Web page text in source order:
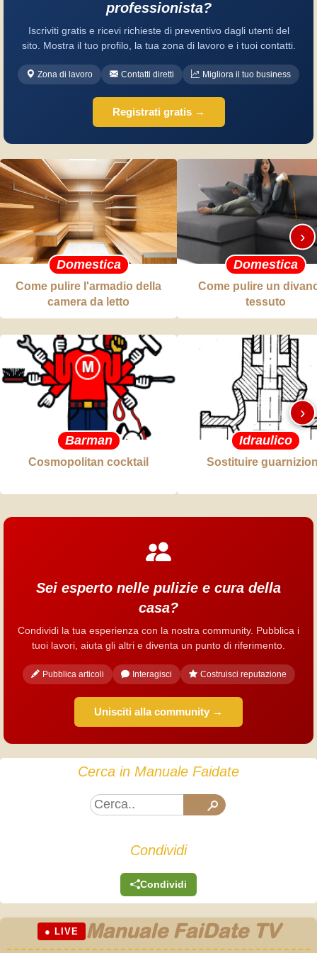
professionista?
Iscriviti gratis e ricevi richieste di preventivo dagli utenti del
sito. Mostra il tuo profilo, la tua zona di lavoro e i tuoi contatti.
Zona di lavoro Contatti diretti Migliora il tuo business
Registrati gratis →
Domestica
Come pulire l'armadio della
camera da letto
Domestica
Come pulire un
tessuto
›
Barman
Cosmopolitan cocktail
Idraulico
Sostituire
›
Sei esperto nelle pulizie e cura della
casa?
Condividi la tua esperienza con la nostra community. Pubblica i
tuoi lavori, aiuta gli altri e diventa un punto di riferimento.
Pubblica articoli Interagisci Costruisci reputazione
Unisciti alla community →
Cerca in Manuale Faidate
Condividi
Condividi
● LIVE Manuale FaiDate TV